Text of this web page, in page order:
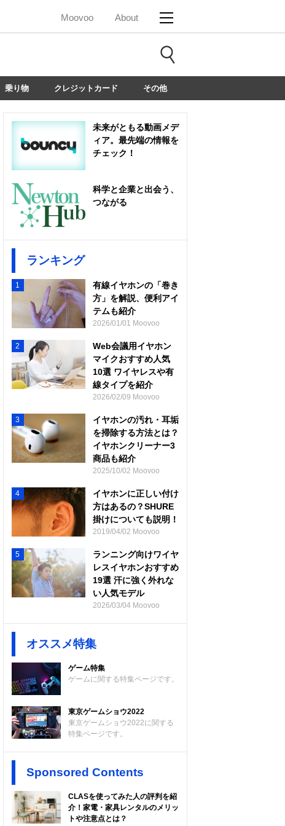
Moovoo About
乗り物 クレジットカード その他
未来がともる動画メデ
ィア。最先端の情報を
チェック！
科学と企業と出会う、
つながる
ランキング
1
有線イヤホンの「巻き
方」を解説、便利アイ
テムも紹介
2026/01/01 Moovoo
2
Web会議用イヤホン
マイクおすすめ人気
10選 ワイヤレスや有
線タイプを紹介
2026/02/09 Moovoo
3
イヤホンの汚れ・耳垢
を掃除する方法とは？
イヤホンクリーナー3
商品も紹介
2025/10/02 Moovoo
4
イヤホンに正しい付け
方はあるの？SHURE
掛けについても説明！
2019/04/02 Moovoo
5
ランニング向けワイヤ
レスイヤホンおすすめ
19選 汗に強く外れな
い人気モデル
2026/03/04 Moovoo
オススメ特集
ゲーム特集
ゲームに関する特集ページです。
東京ゲームショウ2022
東京ゲームショウ2022に関する
特集ページです。
Sponsored Contents
CLASを使ってみた人の評判を紹
介！家電・家具レンタルのメリッ
トや注意点とは？